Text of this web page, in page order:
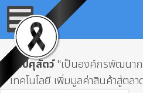
กรมปศุสัตว์"เป็นองค์กรพัฒนาก
เทคโนโลยี เพิ่มมูลค่าสินค้าสู่ตล